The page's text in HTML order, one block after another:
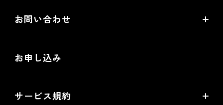
EC制作パートナー一覧
お問い合わせ
導入検討Webミーティング
お申し込み
サービス規約